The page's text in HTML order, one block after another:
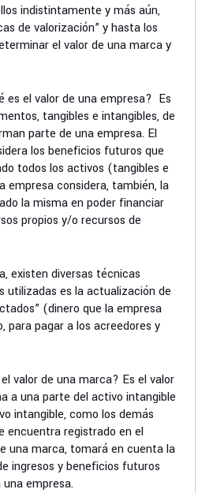
indistintamente y más aún,
de valorización” y hasta los
el valor de una marca y
es el valor de una empresa? Es
tangibles e intangibles, de
parte de una empresa. El
los beneficios futuros que
todos los activos (tangibles e
empresa considera, también, la
la misma en poder financiar
propios y/o recursos de
existen diversas técnicas
utilizadas es la actualización de
(dinero que la empresa
para pagar a los acreedores y
valor de una marca? Es el valor
a una parte del activo intangible
intangible, como los demás
encuentra registrado en el
una marca, tomará en cuenta la
ingresos y beneficios futuros
empresa.